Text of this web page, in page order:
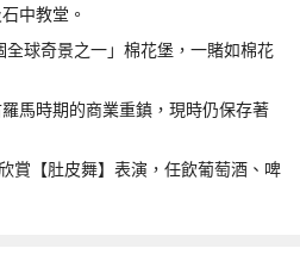
中教堂。
球奇景之一」棉花堡，一賭如棉花
馬時期的商業重鎮，現時仍保存著
賞【肚皮舞】表演，任飲葡萄酒、啤